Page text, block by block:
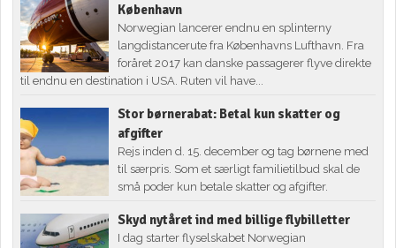
København
Norwegian lancerer endnu en splinterny
langdistancerute fra Københavns Lufthavn. Fra
foråret 2017 kan danske passagerer flyve direkte
til endnu en destination i USA. Ruten vil have...
Stor børnerabat: Betal kun skatter og
afgifter
Rejs inden d. 15. december og tag børnene med
til særpris. Som et særligt familietilbud skal de
små poder kun betale skatter og afgifter.
Skyd nytåret ind med billige flybilletter
I dag starter flyselskabet Norwegian